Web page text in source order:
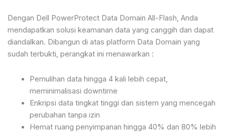
Dengan Dell PowerProtect Data Domain All-Flash, Anda
mendapatkan solusi keamanan data yang canggih dan dapat
diandalkan. Dibangun di atas platform Data Domain yang
sudah terbukti, perangkat ini menawarkan :
Pemulihan data hingga 4 kali lebih cepat,
meminimalisasi downtime
Enkripsi data tingkat tinggi dan sistem yang mencegah
perubahan tanpa izin
Hemat ruang penyimpanan hingga 40% dan 80% lebih